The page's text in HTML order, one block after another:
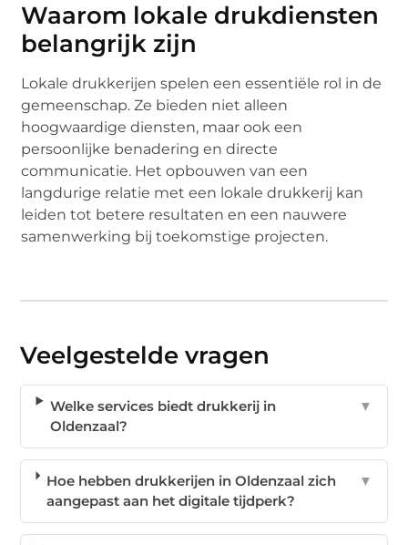
Waarom lokale drukdiensten
belangrijk zijn
Lokale drukkerijen spelen een essentiële rol in de
gemeenschap. Ze bieden niet alleen
hoogwaardige diensten, maar ook een
persoonlijke benadering en directe
communicatie. Het opbouwen van een
langdurige relatie met een lokale drukkerij kan
leiden tot betere resultaten en een nauwere
samenwerking bij toekomstige projecten.
Veelgestelde vragen
Welke services biedt drukkerij in
Oldenzaal?
▼
Hoe hebben drukkerijen in Oldenzaal zich
aangepast aan het digitale tijdperk?
▼